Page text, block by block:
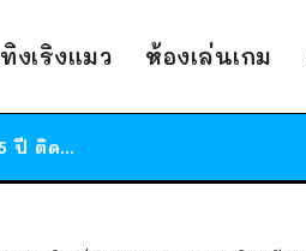
งเริงแมว ห้องเล่นเกม
สาวญี่ปุ่นโดนแมวตัวเองกัด ไม่ได้ไปหาหมอตั้งแต่เนิ่นๆ สุดท้ายขาบวม กลายเป็นโรคเนื้อเน่า เตือนทาสแมวทั้งหลายให้ระวัง
ร้านอาหารในนิวยอร์กประกาศปิดตัวลง หลังอยู่มานานกว่า 45 ปี ติดป้ายขอบคุณลูกค้าทุกคน แถมสูตรทำไวท์ซอสให้แบบจัดเต็ม